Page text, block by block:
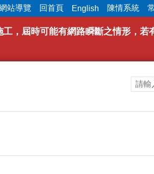
站導覽 回首頁 English 陳情系統
，屆時可能有網路瞬斷之情形，